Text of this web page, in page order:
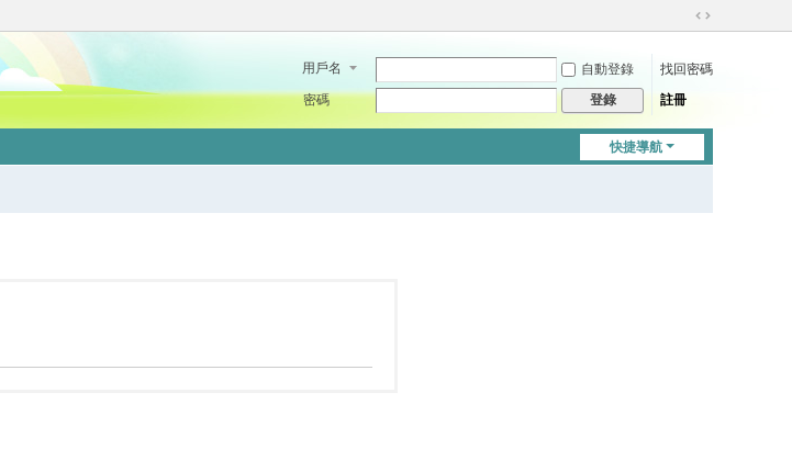
切
到
用戶名 自動登錄
找回密碼
密碼
登錄 註冊
快捷導航